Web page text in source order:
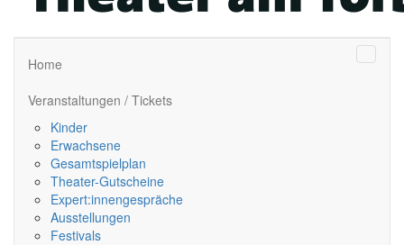
Home
Veranstaltungen / Tickets
Kinder
Erwachsene
Gesamtspielplan
Theater-Gutscheine
Expert:innengespräche
Ausstellungen
Festivals